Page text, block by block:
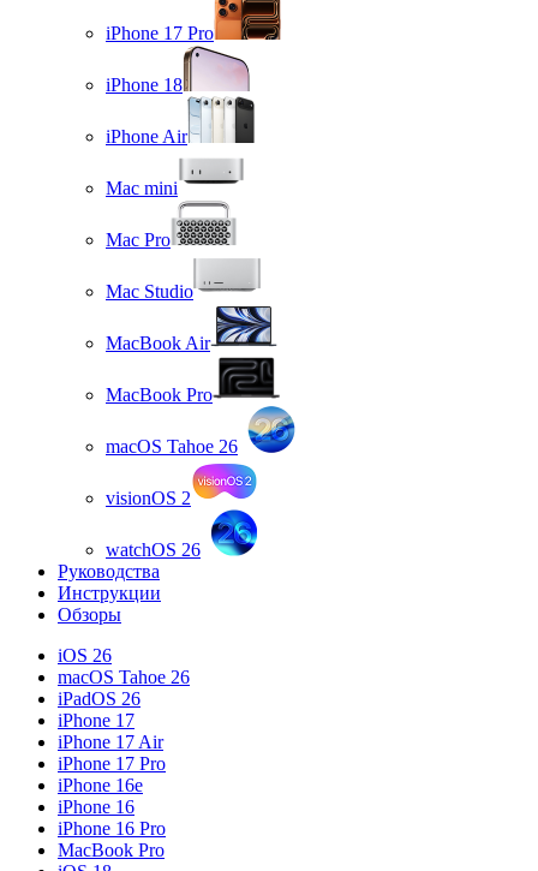
iPhone 17 Pro
iPhone 18
iPhone Air
Mac mini
Mac Pro
Mac Studio
MacBook Air
MacBook Pro
macOS Tahoe 26
visionOS 2
watchOS 26
Руководства
Инструкции
Обзоры
iOS 26
macOS Tahoe 26
iPadOS 26
iPhone 17
iPhone 17 Air
iPhone 17 Pro
iPhone 16e
iPhone 16
iPhone 16 Pro
MacBook Pro